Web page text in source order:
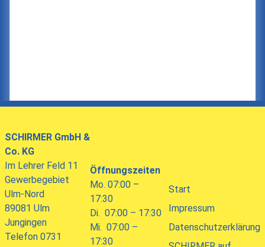
SCHIRMER GmbH &
Co. KG
Im Lehrer Feld 11
Gewerbegebiet
Ulm-Nord
89081 Ulm
Jungingen
Telefon 0731
Öffnungszeiten
Mo. 07:00 –
17:30
Di. 07:00 – 17:30
Mi. 07:00 –
17:30
Start
Impressum
Datenschutzerklärung